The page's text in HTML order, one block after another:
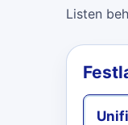
Listen